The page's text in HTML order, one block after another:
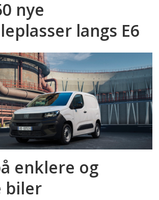
nye
langs E6
enklere og
biler